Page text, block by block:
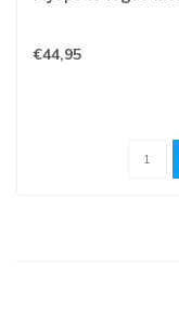
€44,95